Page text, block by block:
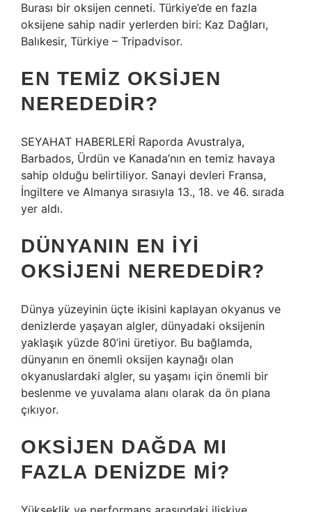
Burası bir oksijen cenneti. Türkiye’de en fazla
oksijene sahip nadir yerlerden biri: Kaz Dağları,
Balıkesir, Türkiye – Tripadvisor.
EN TEMIZ OKSIJEN
NEREDEDIR?
SEYAHAT HABERLERİ Raporda Avustralya,
Barbados, Ürdün ve Kanada’nın en temiz havaya
sahip olduğu belirtiliyor. Sanayi devleri Fransa,
İngiltere ve Almanya sırasıyla 13., 18. ve 46. sırada
yer aldı.
DÜNYANIN EN IYI
OKSIJENI NEREDEDIR?
Dünya yüzeyinin üçte ikisini kaplayan okyanus ve
denizlerde yaşayan algler, dünyadaki oksijenin
yaklaşık yüzde 80’ini üretiyor. Bu bağlamda,
dünyanın en önemli oksijen kaynağı olan
okyanuslardaki algler, su yaşamı için önemli bir
beslenme ve yuvalama alanı olarak da ön plana
çıkıyor.
OKSIJEN DAĞDA MI
FAZLA DENIZDE MI?